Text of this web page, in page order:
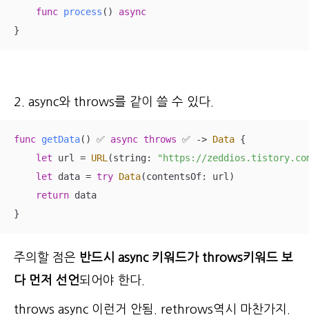
func process ()
async
2. async와 throws를 같이 쓸 수 있다.
func getData() ✅ async throws ✅ -> Data {
let url = URL (string:
"https://
let data = try Data(contentsOf: url)
return data
}
주의할 점은 반드시 async 키워드가 throws키워드 보
다 먼저 선언되어야 한다.
throws async 이런거 안됨. rethrows역시 마찬가지.